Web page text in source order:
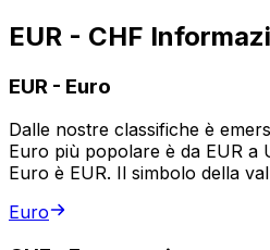
EUR - CHF
EUR - Euro
Dalle nostre classifiche è
Euro più popolare è da EUR a
Euro è EUR. Il simbolo della
Euro